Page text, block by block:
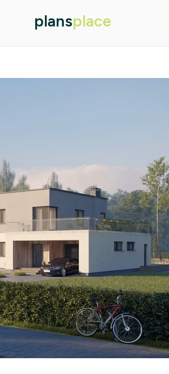
plansplace